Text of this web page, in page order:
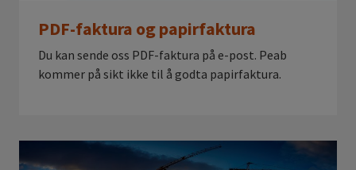
PDF-faktura og papirfaktura
Du kan sende oss PDF-faktura på e-post. Peab
kommer på sikt ikke til å godta papirfaktura.